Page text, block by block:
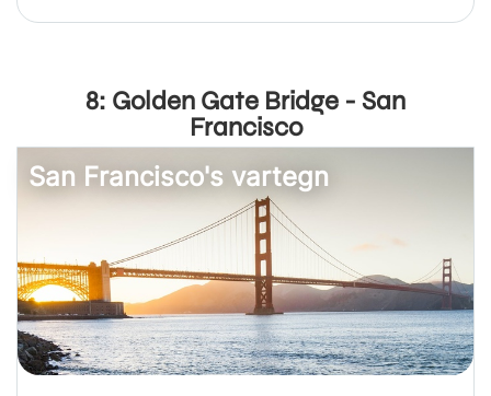
8: Golden Gate Bridge - San
Francisco
San Francisco's vartegn